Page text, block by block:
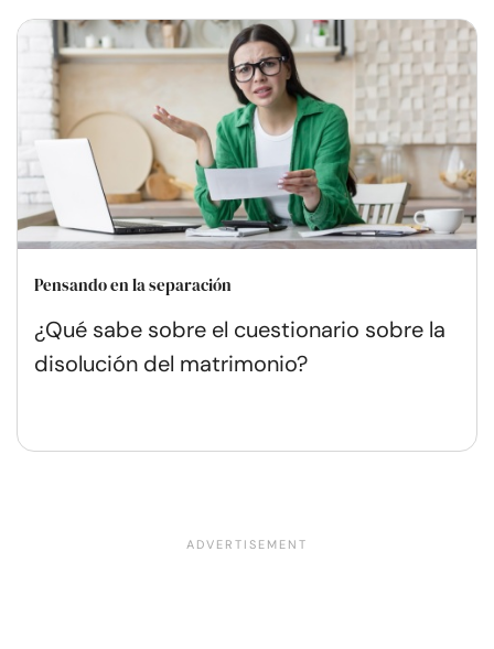
Pensando en la separación
¿Qué sabe sobre el cuestionario sobre la
disolución del matrimonio?